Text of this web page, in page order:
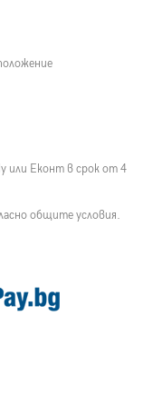
или Еконт в срок от 4
общите условия.